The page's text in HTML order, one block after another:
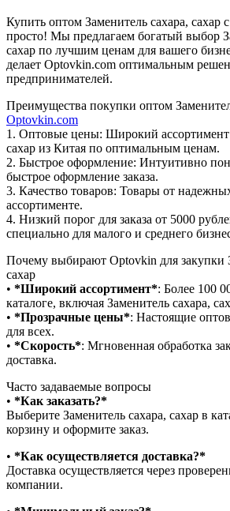
Купить оптом Заменитель сахара, сахар с
просто! Мы предлагаем богатый выбор
сахар по лучшим ценам для вашего
делает Optovkin.com оптимальным
предпринимателей.
Преимущества покупки оптом
Optovkin.com
1.⁠ ⁠Оптовые цены: Широкий ассортимент
сахар из Китая по оптимальным ценам.
2.⁠ ⁠Быстрое оформление: Интуитивно
быстрое оформление заказа.
3.⁠ ⁠Качество товаров: Товары от
ассортименте.
4.⁠ ⁠Низкий порог для заказа от 5000
специально для малого и среднего
Почему выбирают Optovkin для закупки
сахар
•⁠ ⁠ *Широкий ассортимент*: Более 100
каталоге, включая Заменитель сахара,
•⁠ ⁠ *Прозрачные цены*: Настоящие
для всех.
•⁠ ⁠ *Скорость*: Мгновенная обработка
доставка.
Часто задаваемые вопросы
•⁠ ⁠*Как заказать?*
Выберите Заменитель сахара, сахар в
корзину и оформите заказ.
•⁠ ⁠ *Как осуществляется доставка?*
Доставка осуществляется через
компании.